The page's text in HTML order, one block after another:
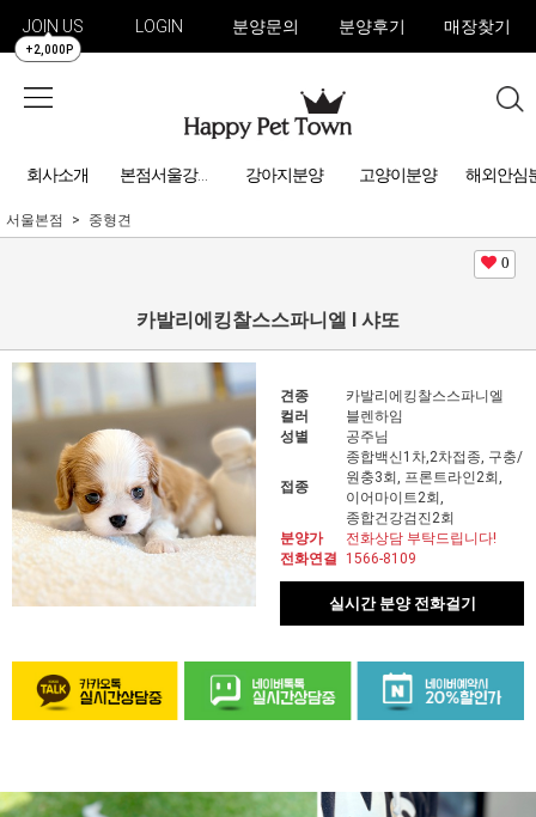
JOIN US
+2,000P
LOGIN 분양문의 분양후기 매장찾기
회사소개 본점서울강아지분양 강아지분양 고양이분양 해외안심
서울본점 중형견
0
카발리에킹찰스스파니엘 l 샤또
견종
카발리에킹찰스스파니엘
컬러
블렌하임
성별
공주님
접종
종합백신1차,2차접종, 구충/
원충3회, 프론트라인2회,
이어마이트2회,
종합건강검진2회
분양가
전화상담 부탁드립니다!
전화연결
1566-8109
실시간 분양 전화걸기